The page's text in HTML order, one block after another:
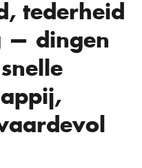
tederheid
— dingen